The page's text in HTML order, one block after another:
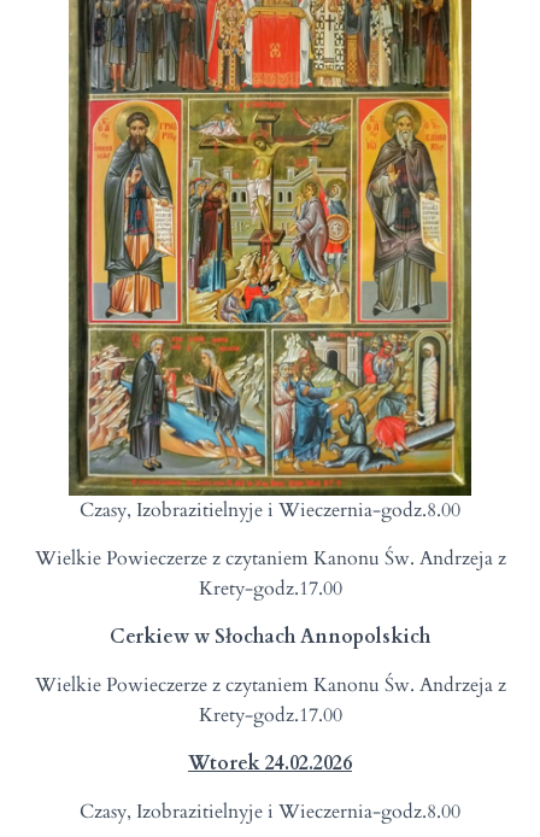
Czasy, Izobrazitielnyje i Wieczernia-godz.8.00
Wielkie Powieczerze z czytaniem Kanonu Św. Andrzeja z
Krety-godz.17.00
Cerkiew w Słochach Annopolskich
Wielkie Powieczerze z czytaniem Kanonu Św. Andrzeja z
Krety-godz.17.00
Wtorek24.02.2026
Czasy, Izobrazitielnyje i Wieczernia-godz.8.00